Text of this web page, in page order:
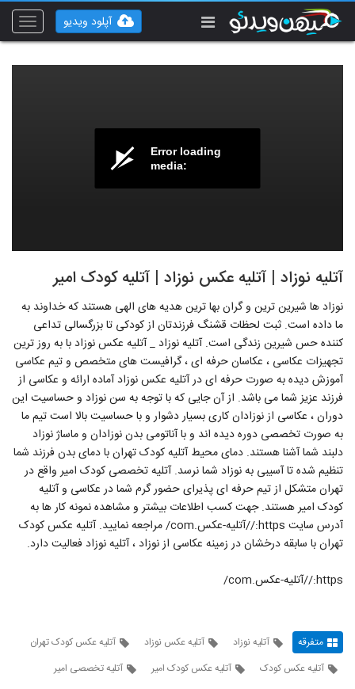
Toggle
آپلود ویدیو
Error loading
media:
آتلیه نوزاد | آتلیه عکس نوزاد | آتلیه کودک امیر
نوزاد ها شیرین ترین و گران بها ترین هدیه های الهی هستند که خداوند به
ما داده است. ثبت لحظات قشنگ فرزندتان از کودکی تا بزرگسالی تداعی
کننده حس شیرین زندگی است. آتلیه نوزاد _ آتلیه عکس نوزاد با به روز ترین
تجهیزات عکاسی ، عکاسان حرفه ای ، گرافیست های متخصص و تیم عکاسی
آموزش دیده به صورت حرفه ای در آتلیه عکس نوزاد آماده ارائه و عکاسی از
فرزند عزیز شما می باشد. از آن جایی که با توجه به سن نوزاد و حساسیت این
دوران ، عکاسی از نوزادان کاری بسیار دشوار و با حساسیت بالا است تیم ما
به صورت تخصصی دوره دیده اند و با آناتومی بدن نوزادان و ماساژ نوزاد
دلبند شما آشنا هستند. دمای محیط آتلیه کودک تهران با دمای بدن فرزند شما
تنظیم شده تا آسیبی به نوزاد شما نرسد. آتلیه تخصصی کودک امیر واقع در
تهران متشکل از تیم حرفه ای پذیرای حضور گرم شما در عکاسی و آتلیه
کودک امیر هستند. جهت کسب اطلاعات بیشتر و مشاهده نمونه کار ها به
آدرس سایت https://آتلیه-عکس.com/ مراجعه نمایید. آتلیه عکس کودک
تهران با سابقه درخشان در زمینه عکاسی از نوزاد ، آتلیه نوزاد فعالیت دارد.
https://آتلیه-عکس.com/
متفرقه آتلیه نوزاد آتلیه عکس نوزاد
آتلیه عکس کودک تهران
آتلیه عکس کودک
آتلیه عکس کودک امیر آتلیه تخصصی امیر